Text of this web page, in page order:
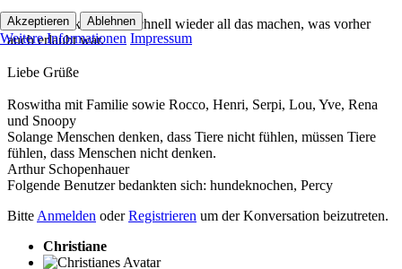
aber nur so kannst du schnell wieder all das machen, was vorher
auch erlaubt war.
Liebe Grüße
Roswitha mit Familie sowie Rocco, Henri, Serpi, Lou, Yve, Rena
und Snoopy
Solange Menschen denken, dass Tiere nicht fühlen, müssen Tiere
fühlen, dass Menschen nicht denken.
Arthur Schopenhauer
Folgende Benutzer bedankten sich: hundeknochen, Percy
Bitte Anmelden oderRegistrieren um der Konversation beizutreten.
Christiane
Akzeptieren Ablehnen
Weitere Informationen Impressum